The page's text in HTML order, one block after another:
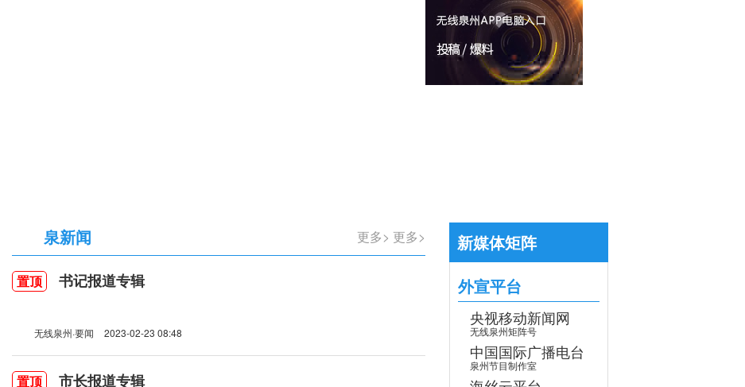
更多> 更多>
泉新闻
置顶 书记报道专辑
无线泉州·要闻 2023-02-23 08:48
置顶 市长报道专辑
新媒体矩阵
外宣平台
央视移动新闻网
无线泉州矩阵号
中国国际广播电台
泉州节目制作室